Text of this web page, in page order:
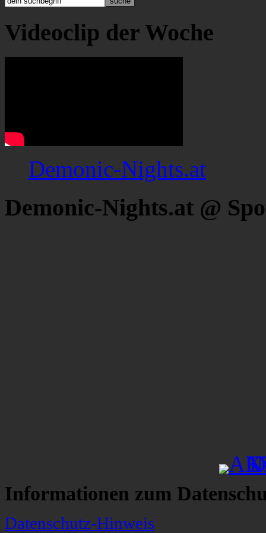
Videoclip der Woche
Demonic-Nights.at
Demonic-Nights.at @
Informationen zum
Datenschutz-Hinweis